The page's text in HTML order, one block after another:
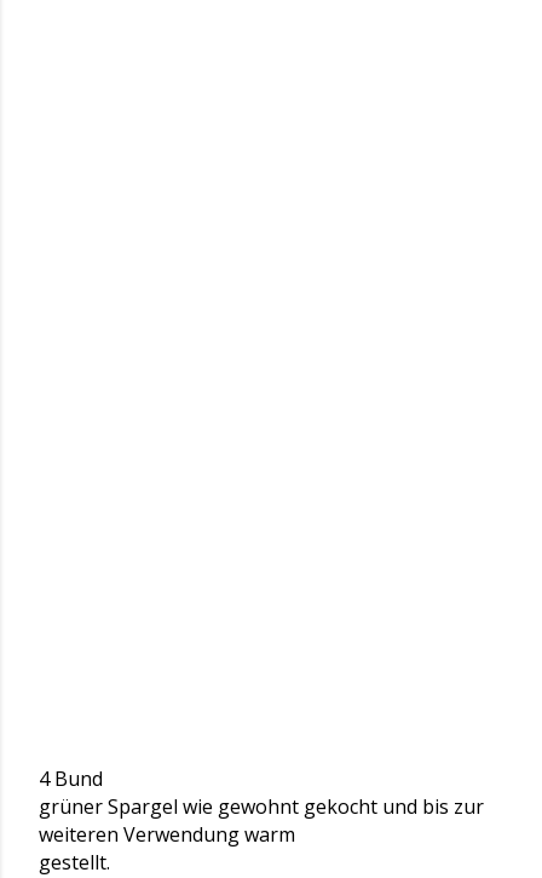
4 Bund
grüner Spargel wie gewohnt gekocht und bis zur
weiteren Verwendung warm
gestellt.